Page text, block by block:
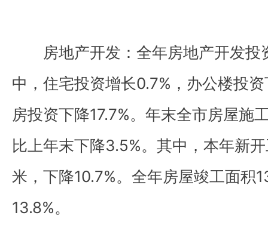
房地产开发：全年房地产开发投
中，住宅投资增长0.7%，办公楼投
房投资下降17.7%。年末全市房屋施
比上年末下降3.5%。其中，本年新
米，下降10.7%。全年房屋竣工面积
13.8%。